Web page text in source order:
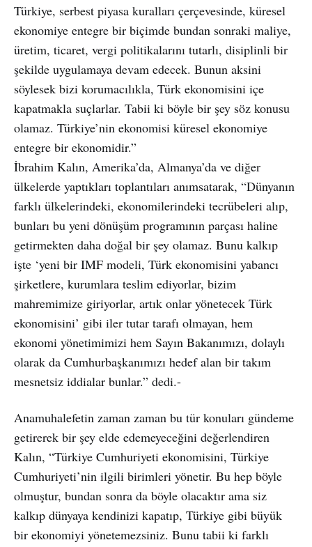
Türkiye, serbest piyasa kuralları çerçevesinde, küresel
ekonomiye entegre bir biçimde bundan sonraki maliye,
üretim, ticaret, vergi politikalarını tutarlı, disiplinli bir
şekilde uygulamaya devam edecek. Bunun aksini
söylesek bizi korumacılıkla, Türk ekonomisini içe
kapatmakla suçlarlar. Tabii ki böyle bir şey söz konusu
olamaz. Türkiye’nin ekonomisi küresel ekonomiye
entegre bir ekonomidir.”
İbrahim Kalın, Amerika’da, Almanya’da ve diğer
ülkelerde yaptıkları toplantıları anımsatarak, “Dünyanın
farklı ülkelerindeki, ekonomilerindeki tecrübeleri alıp,
bunları bu yeni dönüşüm programının parçası haline
getirmekten daha doğal bir şey olamaz. Bunu kalkıp
işte ‘yeni bir IMF modeli, Türk ekonomisini yabancı
şirketlere, kurumlara teslim ediyorlar, bizim
mahremimize giriyorlar, artık onlar yönetecek Türk
ekonomisini’ gibi iler tutar tarafı olmayan, hem
ekonomi yönetimimizi hem Sayın Bakanımızı, dolaylı
olarak da Cumhurbaşkanımızı hedef alan bir takım
mesnetsiz iddialar bunlar.” dedi.-
Anamuhalefetin zaman zaman bu tür konuları gündeme
getirerek bir şey elde edemeyeceğini değerlendiren
Kalın, “Türkiye Cumhuriyeti ekonomisini, Türkiye
Cumhuriyeti’nin ilgili birimleri yönetir. Bu hep böyle
olmuştur, bundan sonra da böyle olacaktır ama siz
kalkıp dünyaya kendinizi kapatıp, Türkiye gibi büyük
bir ekonomiyi yönetemezsiniz. Bunu tabii ki farklı